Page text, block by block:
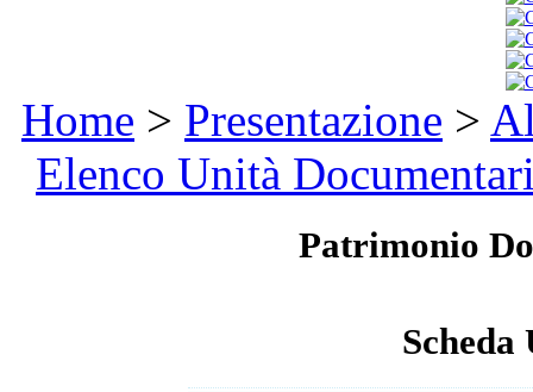
Home > Presentazione >
Elenco Unità
Patrimonio
Scheda